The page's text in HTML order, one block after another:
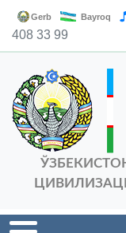
Gerb Bayroq
408 33 99